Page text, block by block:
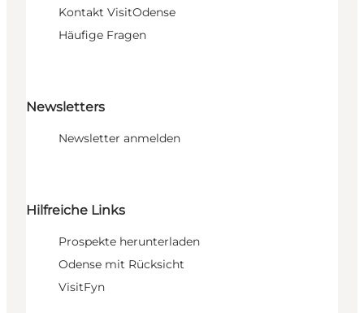
Kontakt VisitOdense
Häufige Fragen
Newsletters
Newsletter anmelden
Hilfreiche Links
Prospekte herunterladen
Odense mit Rücksicht
VisitFyn